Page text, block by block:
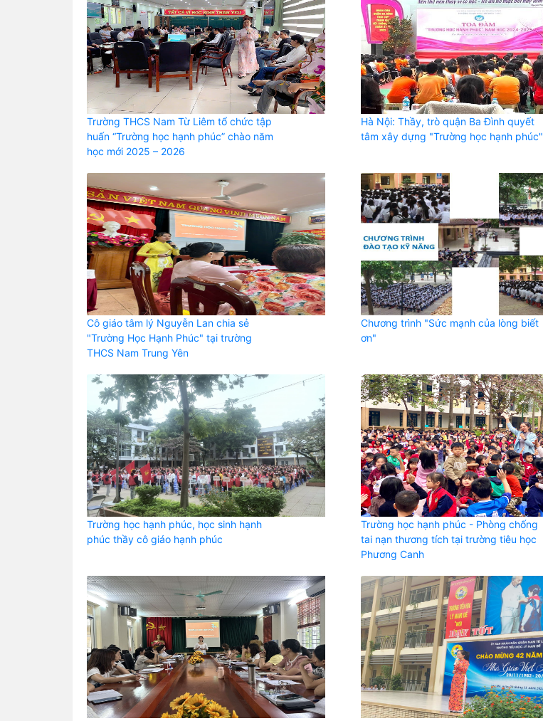
Trường THCS Nam Từ Liêm tổ chức tập
huấn “Trường học hạnh phúc” chào năm
học mới 2025 – 2026
Hà Nội: Thầy, trò quận Ba Đình quyết
tâm xây dựng "Trường học hạnh phúc"
Cô giáo tâm lý Nguyễn Lan chia sẻ
"Trường Học Hạnh Phúc" tại trường
THCS Nam Trung Yên
Chương trình "Sức mạnh của lòng biết
ơn"
Trường học hạnh phúc, học sinh hạnh
phúc thầy cô giáo hạnh phúc
Trường học hạnh phúc - Phòng chống
tai nạn thương tích tại trường tiêu học
Phương Canh